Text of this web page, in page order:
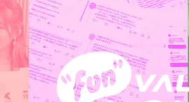
アパレル
お買い得商品
全ての商品